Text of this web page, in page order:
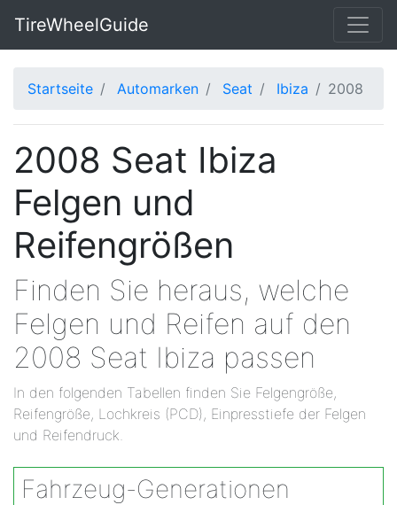
TireWheelGuide
Startseite Automarken Seat Ibiza 2008
2008 Seat Ibiza
Felgen und
Reifengrößen
Finden Sie heraus, welche
Felgen und Reifen auf den
2008 Seat Ibiza passen
In den folgenden Tabellen finden Sie Felgengröße,
Reifengröße, Lochkreis (PCD), Einpresstiefe der Felgen
und Reifendruck.
Fahrzeug-Generationen